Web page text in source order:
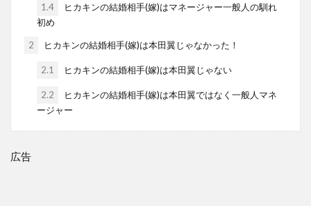
1.4
ヒカキンの結婚相手(嫁)はマネージャー一般人の馴れ
初め
2 ヒカキンの結婚相手(嫁)は本田翼じゃなかった！
2.1 ヒカキンの結婚相手(嫁)は本田翼じゃない
2.2
ヒカキンの結婚相手(嫁)は本田翼ではなく一般人マネ
ージャー
広告